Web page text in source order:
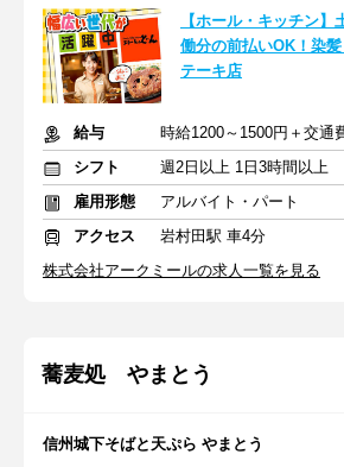
【ホール・キッチン
働分の前払いOK！染
テーキ店
給与
時給1200～1500円＋交通
シフト
週2日以上 1日3時間以上
雇用形態
アルバイト・パート
アクセス
岩村田駅 車4分
株式会社アークミールの求人一覧を見る
蕎麦処 やまとう
信州城下そばと天ぷら やまとう